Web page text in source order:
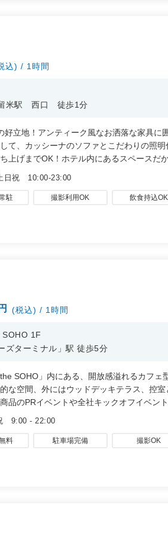
込) / 1時間
米駅 西口 徒歩1分
好立地！アンティーク風なお洒落な家具に
て、カッシーナのソファとこだわりの照
上げまでOK！ホテル内にあるスペースだ
日祝 10:00-23:00
駐 撮影利用OK 飲食持込OK
円 (税込) / 1時間
1F
ズターミナル」駅 徒歩5分
SOHO」内にある、開放感溢れるカフェ
な空間、外にはウッドデッキテラス、控
品のPRイベントや全社キックオフイベン
いませ。
リットセミナー
9:00 - 22:00
料 駐車場完備 撮影OK